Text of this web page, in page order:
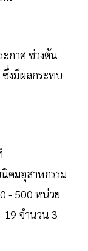
กาศ ช่วงต้น
งมีผลกระทบ
คมอุสาหกรรม
- 500 หน่วย
19 จำนวน 3